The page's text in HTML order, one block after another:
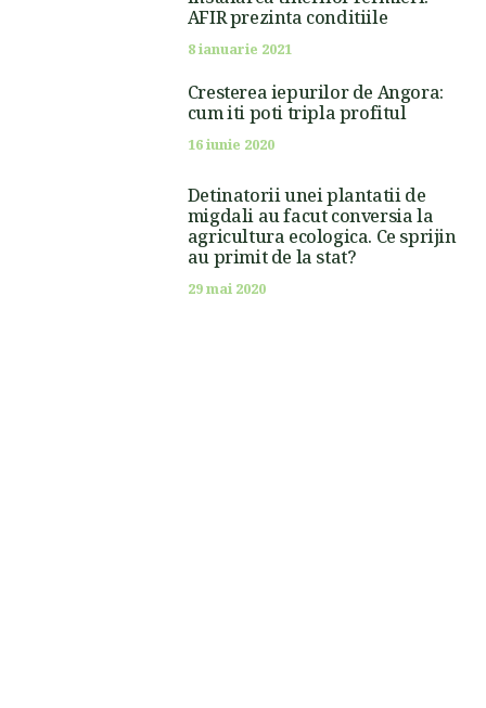
AFIR prezinta conditiile
8 ianuarie 2021
Cresterea iepurilor de Angora:
cum iti poti tripla profitul
16 iunie 2020
Detinatorii unei plantatii de
migdali au facut conversia la
agricultura ecologica. Ce sprijin
au primit de la stat?
29 mai 2020